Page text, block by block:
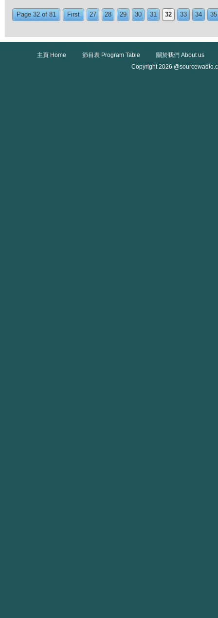
Page 32 of 81 First 27 28 29 30 31 32 33 34 35
主頁 Home 節目表 Program Table
關於我們 About us
Copyright 2026